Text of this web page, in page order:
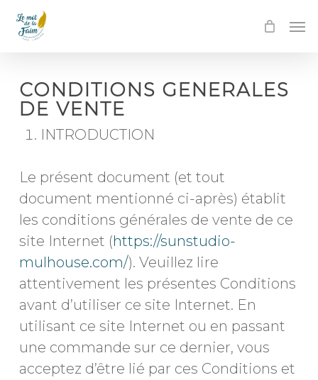
Skip
CONDITIONS GENERALES
DE VENTE
INTRODUCTION
Le présent document (et tout
document mentionné ci-après) établit
les conditions générales de vente de ce
site Internet (https://sunstudio-
mulhouse.com/). Veuillez lire
attentivement les présentes Conditions
avant d’utiliser ce site Internet. En
utilisant ce site Internet ou en passant
une commande sur ce dernier, vous
acceptez d’être lié par ces Conditions et